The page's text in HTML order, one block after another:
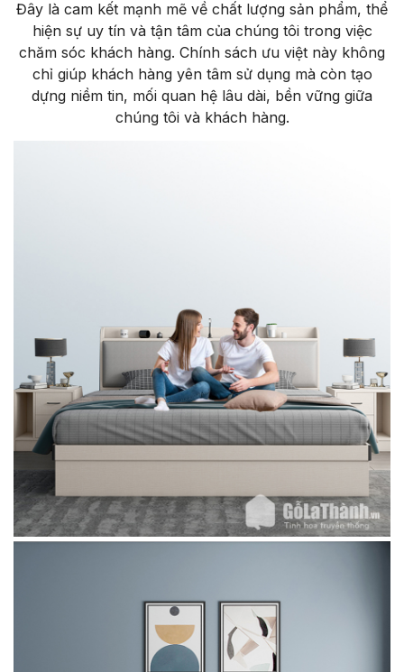
Đây là cam kết mạnh mẽ về chất lượng sản phẩm, thể
hiện sự uy tín và tận tâm của chúng tôi trong việc
chăm sóc khách hàng. Chính sách ưu việt này không
chỉ giúp khách hàng yên tâm sử dụng mà còn tạo
dựng niềm tin, mối quan hệ lâu dài, bền vững giữa
chúng tôi và khách hàng.